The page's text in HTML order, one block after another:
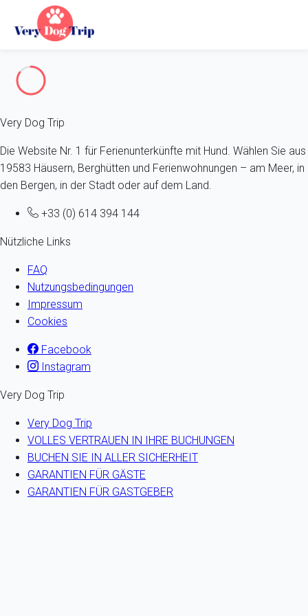
Fehler 404
Very Dog Trip
Die Website Nr. 1 für Ferienunterkünfte mit Hund. Wählen Sie aus
19583 Häusern, Berghütten und Ferienwohnungen – am Meer, in
den Bergen, in der Stadt oder auf dem Land.
+33 (0) 614 394 144
Nützliche Links
FAQ
Nutzungsbedingungen
Impressum
Cookies
Facebook
Instagram
Very Dog Trip
Very Dog Trip
VOLLES VERTRAUEN IN IHRE BUCHUNGEN
BUCHEN SIE IN ALLER SICHERHEIT
GARANTIEN FÜR GÄSTE
GARANTIEN FÜR GASTGEBER